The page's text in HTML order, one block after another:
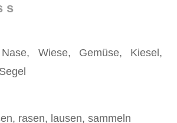
s
Wiese, Gemüse, Kiesel,
rasen, lausen, sammeln